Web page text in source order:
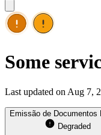
Some
Last updated on Aug 7,
Emissão de Documentos
Degraded